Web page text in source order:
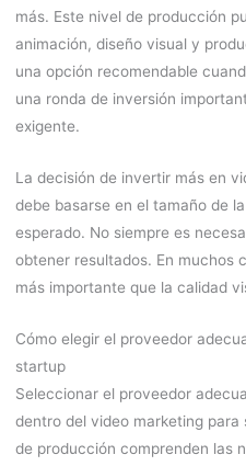
más. Este nivel de producción
animación, diseño visual y
una opción recomendable
una ronda de inversión
exigente.
La decisión de invertir más en
debe basarse en el tamaño de
esperado. No siempre es
obtener resultados. En muchos
más importante que la calidad
Cómo elegir el proveedor
startup
Seleccionar el proveedor
dentro del video marketing
de producción comprenden las